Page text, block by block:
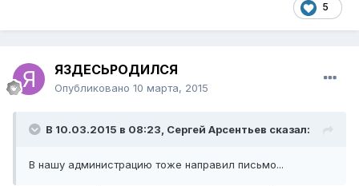
5
ЯЗДЕСЬРОДИЛСЯ
Опубликовано 10 марта, 2015
В 10.03.2015 в 08:23, Сергей Арсентьев сказал:
В нашу администрацию тоже направил письмо...